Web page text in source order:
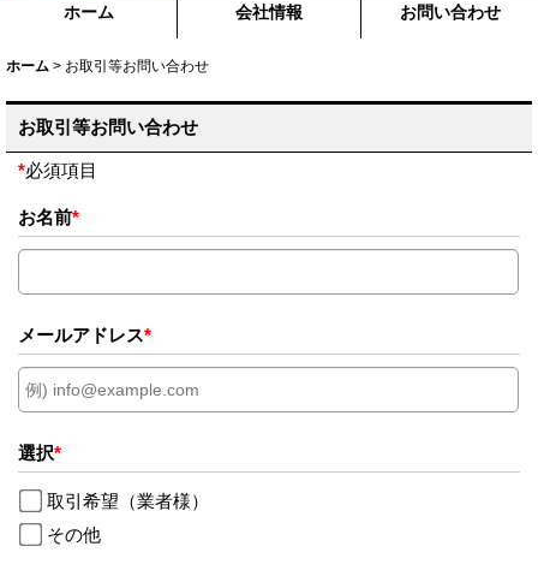
ホーム 会社情報 お問い合わせ
ホーム > お取引等お問い合わせ
お取引等お問い合わせ
*必須項目
お名前*
メールアドレス*
選択*
取引希望（業者様）
その他